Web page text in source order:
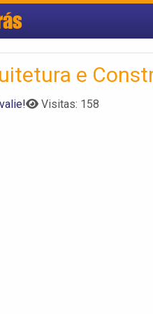
e
Visitas: 158